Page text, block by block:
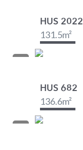
HUS 2022
131.5m²
HUS 682
136.6m²